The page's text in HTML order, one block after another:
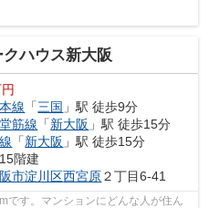
ハウス新大阪
線 「三国 」駅 徒歩9分
筋線 「新大阪 」駅 徒歩15分
「新大阪 」駅 徒歩15分
階建
市淀川区西宮原２丁目6-41
です。マンションにどんな人が住ん